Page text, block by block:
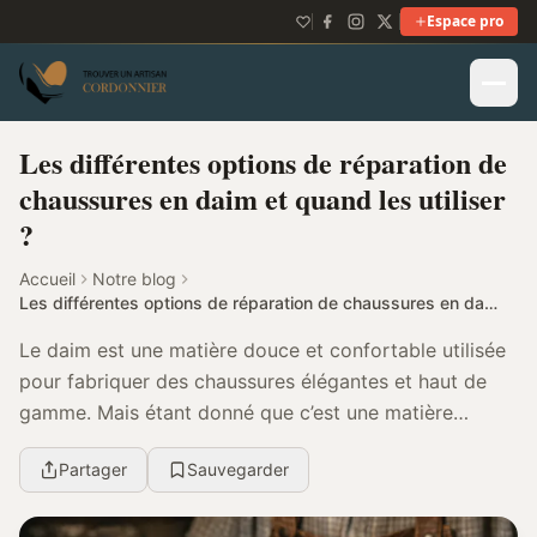
Espace pro
Les différentes options de réparation de
chaussures en daim et quand les utiliser
?
Accueil
Notre blog
Les différentes options de réparation de chaussures en daim et quand les utiliser ?
Le daim est une matière douce et confortable utilisée
pour fabriquer des chaussures élégantes et haut de
gamme. Mais étant donné que c’est une matière
fragile, elle nécessite une attention particulièr...
Partager Sauvegarder